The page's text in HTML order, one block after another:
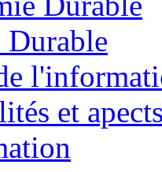
Durable
et